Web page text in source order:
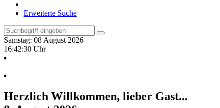
Erweiterte Suche
Samstag: 08 August 2026
16:42:30 Uhr
Herzlich Willkommen, lieber Gast...